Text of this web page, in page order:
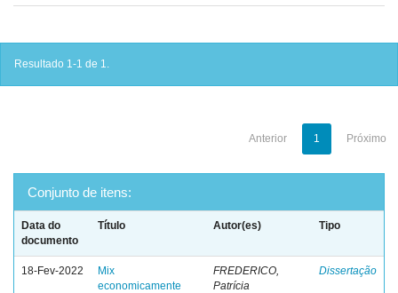
Resultado 1-1 de 1.
Anterior 1 Próximo
Conjunto de itens:
Data do
documento
Título Autor(es) Tipo
18-Fev-2022
Mix
economicamente
FREDERICO,
Patrícia
Dissertação